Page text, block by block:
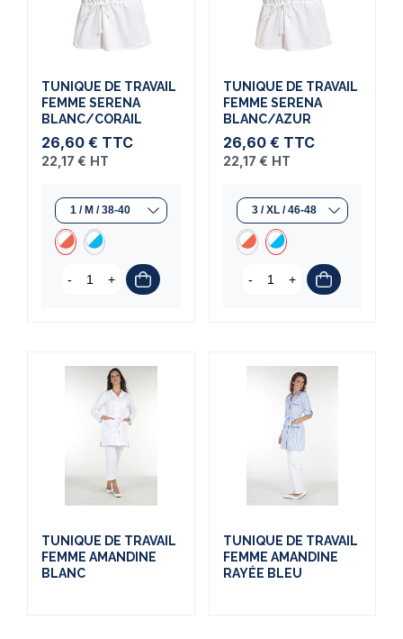
TUNIQUE DE TRAVAIL
FEMME SERENA
BLANC/CORAIL
26,60 € TTC
22,17 € HT
- +
TUNIQUE DE TRAVAIL
FEMME SERENA
BLANC/AZUR
26,60 € TTC
22,17 € HT
- +
TUNIQUE DE TRAVAIL
FEMME AMANDINE
BLANC
TUNIQUE DE TRAVAIL
FEMME AMANDINE
RAYÉE BLEU